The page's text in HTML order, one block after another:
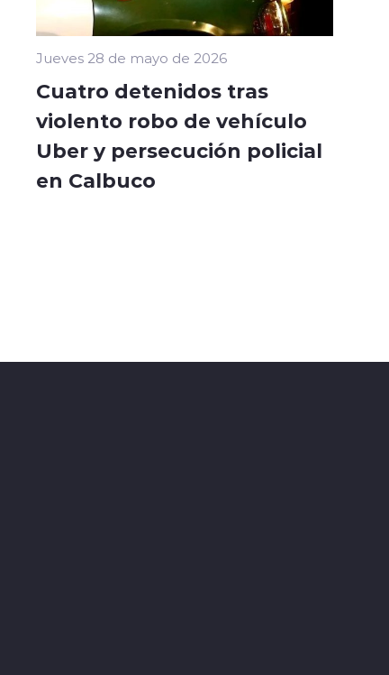
Jueves 28 de mayo de 2026
Cuatro detenidos tras
violento robo de vehículo
Uber y persecución policial
en Calbuco